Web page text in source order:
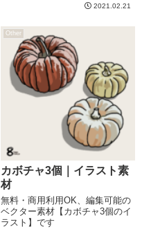
2021.02.21
Other
カボチャ3個｜イラスト素
材
無料・商用利用OK、編集可能の
ベクター素材【カボチャ3個のイ
ラスト】です